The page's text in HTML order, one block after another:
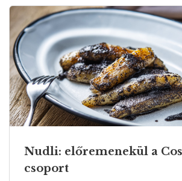
Nudli: előremenekül a
csoport